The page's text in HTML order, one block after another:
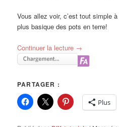
Vous allez voir, c’est tout simple
plus basique des pots en terre!
Continuer la lecture →
PARTAGER :
Plus